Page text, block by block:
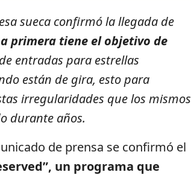
sueca confirmó la llegada de
primera tiene el objetivo de
entradas para estrellas
están de gira, esto para
irregularidades que los mismos
durante años.
de prensa se confirmó el
un programa que